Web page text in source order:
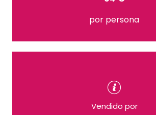
por persona
Vendido por